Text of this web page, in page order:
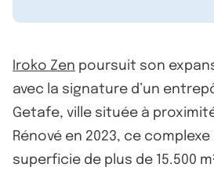
Iroko Zen poursuit son
avec la signature d’un
Getafe, ville située à
Rénové en 2023, ce
superficie de plus de 15.500